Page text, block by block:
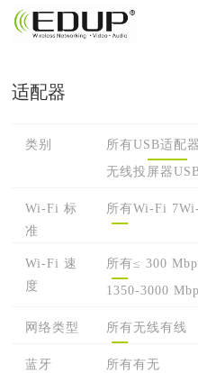
适配器
类别 所有USB适配
无线投屏器
Wi-Fi 标
准
所有Wi-Fi 7
Wi-Fi 速
度
所有≤ 300
1350-3000
网络类型 所有 无线有线
蓝牙 所有有 无